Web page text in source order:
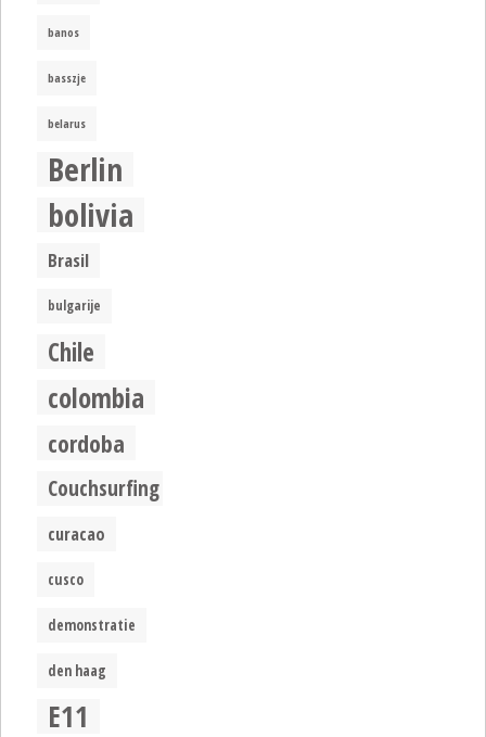
banos
basszje
belarus
Berlin
bolivia
Brasil
bulgarije
Chile
colombia
cordoba
Couchsurfing
curacao
cusco
demonstratie
den haag
E11